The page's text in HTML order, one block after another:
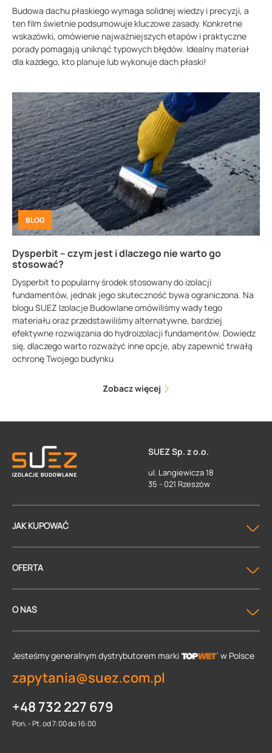
Budowa dachu płaskiego wymaga solidnej wiedzy i precyzji, a
ten film świetnie podsumowuje kluczowe zasady. Konkretne
wskazówki, omówienie najważniejszych etapów i praktyczne
porady pomagają uniknąć typowych błędów. Idealny materiał
dla każdego, kto planuje lub wykonuje dach płaski!
BLOG
Dysperbit – czym jest i dlaczego nie warto go
stosować?
Dysperbit to popularny środek stosowany do izolacji
fundamentów, jednak jego skuteczność bywa ograniczona. Na
blogu SUEZ Izolacje Budowlane omówiliśmy wady tego
materiału oraz przedstawiliśmy alternatywne, bardziej
efektywne rozwiązania do hydroizolacji fundamentów. Dowiedz
się, dlaczego warto rozważyć inne opcje, aby zapewnić trwałą
ochronę Twojego budynku
Zobacz więcej
SUEZ Sp. z o.o.
ul. Langiewicza 18
35 - 021 Rzeszów
JAK KUPOWAĆ
OFERTA
O NAS
Jesteśmy generalnym dystrybutorem marki w Polsce
zapytania@suez.com.pl
+48 732 227 679
Pon. - Pt. od 7:00 do 16:00